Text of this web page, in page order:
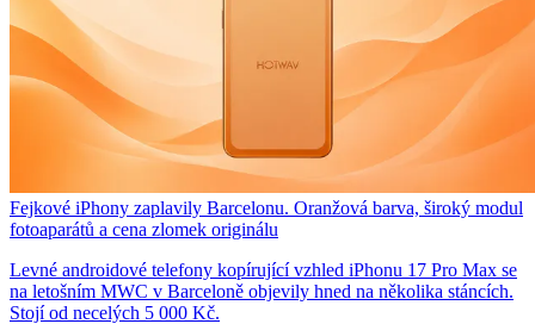
Fejkové iPhony zaplavily Barcelonu. Oranžová barva, široký modul
fotoaparátů a cena zlomek originálu
Levné androidové telefony kopírující vzhled iPhonu 17 Pro Max se
na letošním MWC v Barceloně objevily hned na několika stáncích.
Stojí od necelých 5 000 Kč.